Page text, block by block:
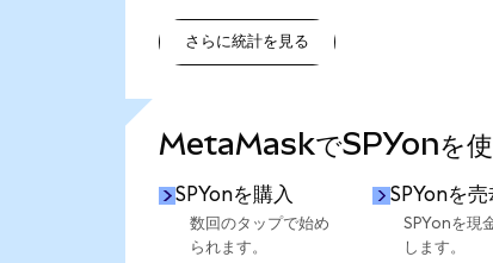
さらに統計を見る
MetaMaskでSPYonを使
SPYonを購入
数回のタップで始め
られます。
SPYonを売
SPYonを現
します。